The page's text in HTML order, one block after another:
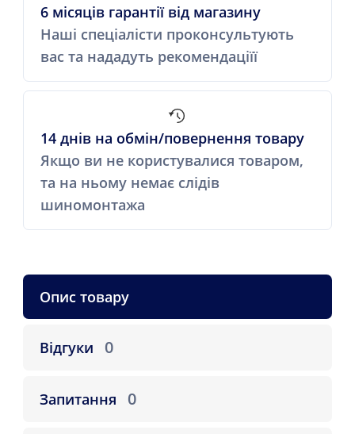
6 місяців гарантії від магазину
Наші спеціалісти проконсультують
вас та нададуть рекомендаціїї
14 днів на обмін/повернення товару
Якщо ви не користувалися товаром,
та на ньому немає слідів
шиномонтажа
Опис товару
Відгуки 0
Запитання 0